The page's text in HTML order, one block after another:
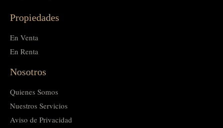
Propiedades
En Venta
En Renta
Nosotros
Quienes Somos
Nuestros Servicios
Aviso de Privacidad